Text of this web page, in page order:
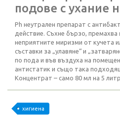
подове с ухание
Ph неутрален препарат с
действие. Съхне бързо, премахва
неприятните миризми от кучета
съставки за „улавяне“ и
по пода и във въздуха на
антистатик и също така
Концентрат – само 80 мл на 5
хигиена